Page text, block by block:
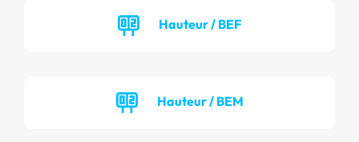
Hauteur / BEF
Hauteur / BEM